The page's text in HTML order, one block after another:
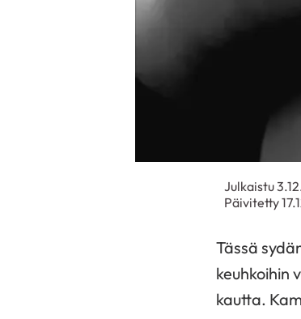
Julkaistu
Päivitetty
Tässä
keuhkoihin
kautta.